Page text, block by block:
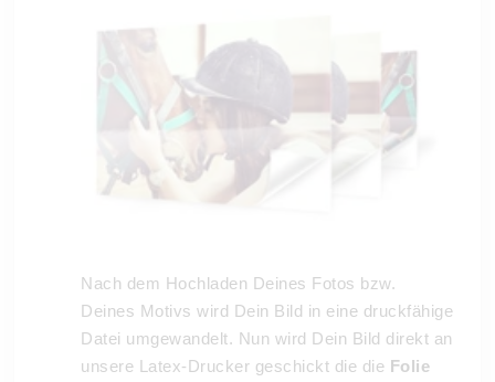
Nach dem Hochladen Deines Fotos bzw.
Deines Motivs wird Dein Bild in eine druckfähige
Datei umgewandelt. Nun wird Dein Bild direkt an
unsere Latex-Drucker geschickt die die Folie